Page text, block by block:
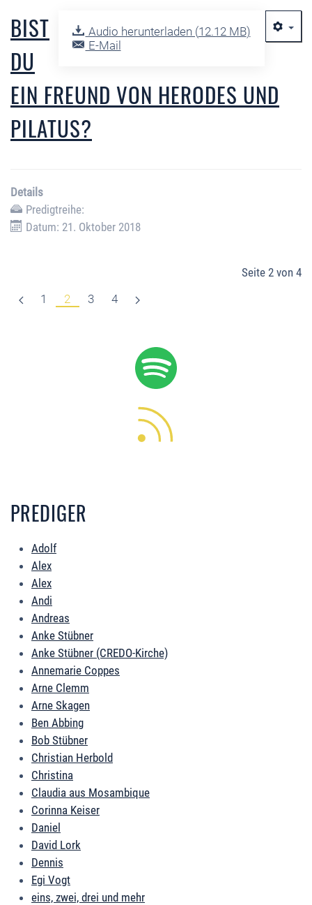
Audio herunterladen (12.12 MB)
E-Mail
BIST
DU
EIN FREUND VON HERODES UND
PILATUS?
Details
Predigtreihe:
Datum: 21. Oktober 2018
Seite 2 von 4
1
2 3 4
PREDIGER
Adolf
Alex
Alex
Andi
Andreas
Anke Stübner
Anke Stübner (CREDO-Kirche)
Annemarie Coppes
Arne Clemm
Arne Skagen
Ben Abbing
Bob Stübner
Christian Herbold
Christina
Claudia aus Mosambique
Corinna Keiser
Daniel
David Lork
Dennis
Egi Vogt
eins, zwei, drei und mehr